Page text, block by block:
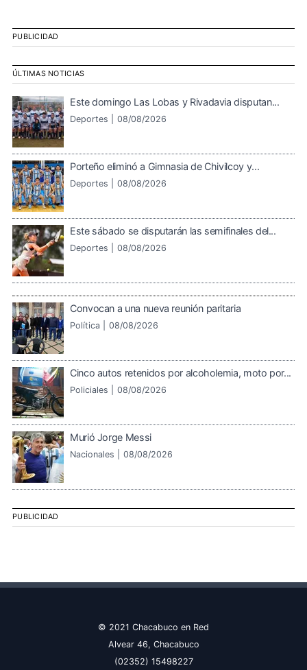
PUBLICIDAD
ÚLTIMAS NOTICIAS
Este domingo Las Lobas y Rivadavia disputan...
Deportes | 08/08/2026
Porteño eliminó a Gimnasia de Chivilcoy y...
Deportes | 08/08/2026
Este sábado se disputarán las semifinales del...
Deportes | 08/08/2026
Convocan a una nueva reunión paritaria
Política | 08/08/2026
Cinco autos retenidos por alcoholemia, moto por...
Policiales | 08/08/2026
Murió Jorge Messi
Nacionales | 08/08/2026
PUBLICIDAD
© 2021 Chacabuco en Red
Alvear 46, Chacabuco
(02352) 15498227